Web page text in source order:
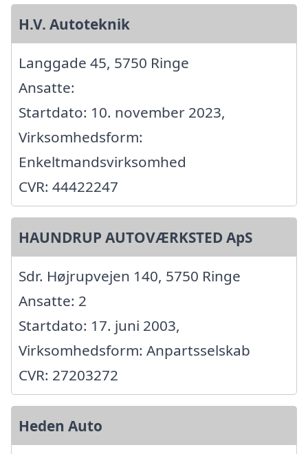
H.V. Autoteknik
Langgade 45, 5750 Ringe
Ansatte:
Startdato: 10. november 2023,
Virksomhedsform:
Enkeltmandsvirksomhed
CVR: 44422247
HAUNDRUP AUTOVÆRKSTED ApS
Sdr. Højrupvejen 140, 5750 Ringe
Ansatte: 2
Startdato: 17. juni 2003,
Virksomhedsform: Anpartsselskab
CVR: 27203272
Heden Auto